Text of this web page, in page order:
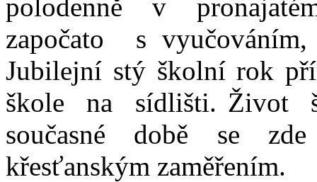
polodenně v
započato s
Jubilejní stý školní rok
škole na sídlišti. Život
současné době se
křesťanským zaměřením.